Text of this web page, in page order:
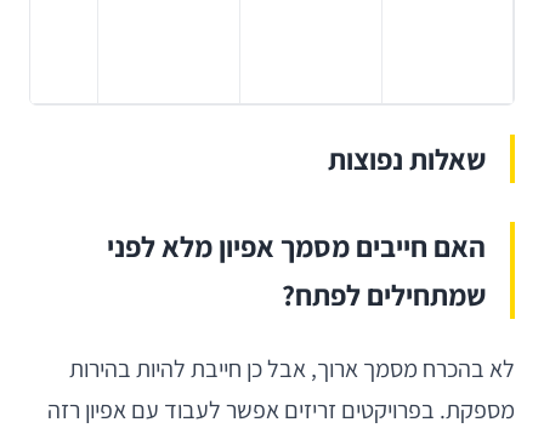
שאלות נפוצות
האם חייבים מסמך אפיון מלא לפני
שמתחילים לפתח?
לא בהכרח מסמך ארוך, אבל כן חייבת להיות בהירות
מספקת. בפרויקטים זריזים אפשר לעבוד עם אפיון רזה